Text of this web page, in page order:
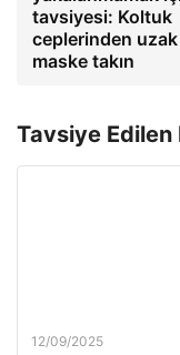
tavsiyesi: Koltuk
ceplerinden
maske takın
Tavsiye Edilen
12/09/2025